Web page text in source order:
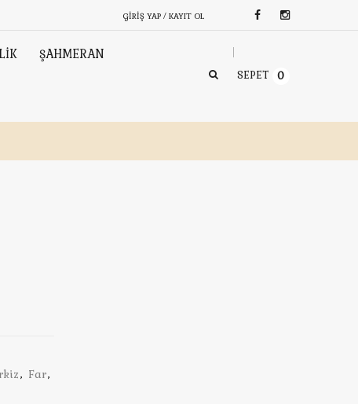
GIRIŞ YAP / KAYIT OL
ŞAHMERAN
SEPET 0
, Far,